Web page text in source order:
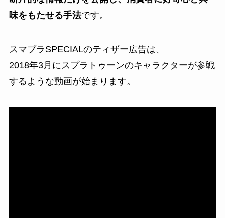
味をもたせる手法です。
スマブラSPECIALのティザー広告は、
2018年3月にスプラトゥーンのキャラクターが参戦
するような動画が始まります。